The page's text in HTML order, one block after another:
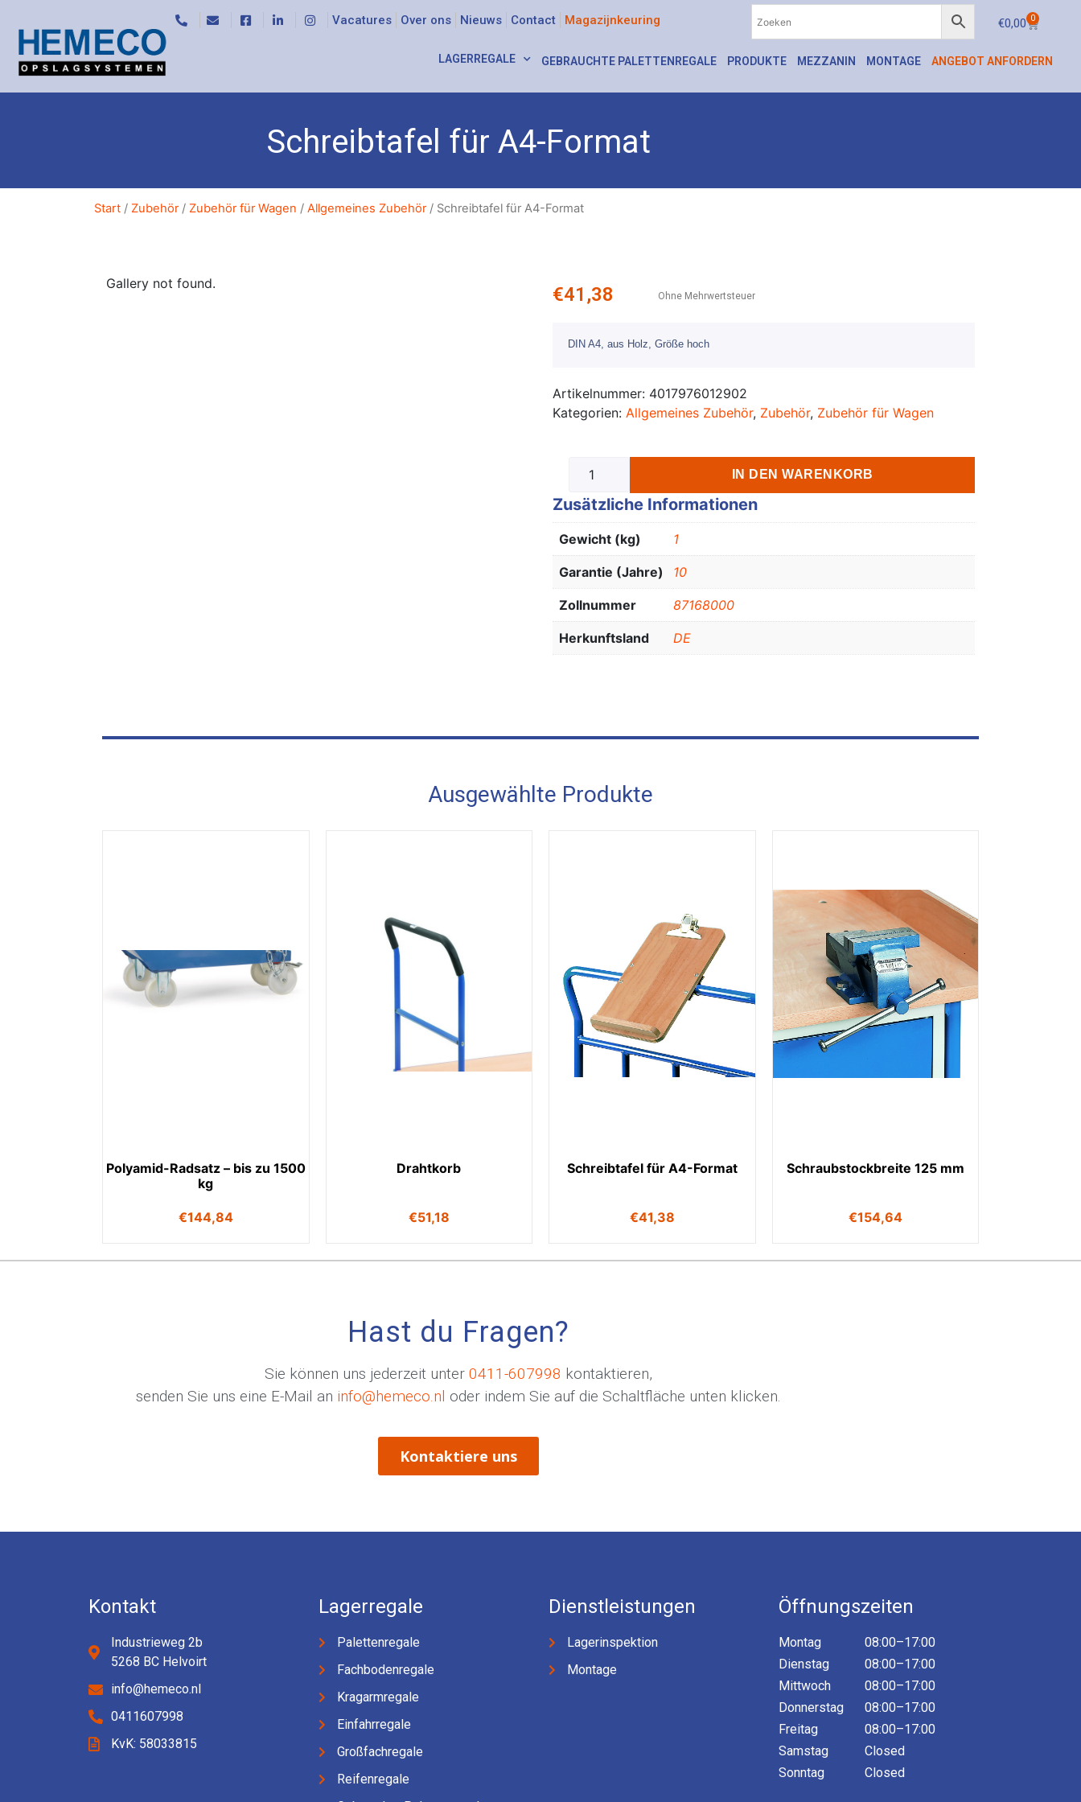
Vacatures Over ons Nieuws Contact Magazijnkeuring €0,00 0
LAGERREGALE GEBRAUCHTE PALETTENREGALE PRODUKTE MEZZANIN MONTAGE ANGEBOT ANFORDERN
Schreibtafel für A4-Format
Start / Zubehör/ Zubehör für Wagen / Allgemeines Zubehör/ Schreibtafel für A4-Format
Gallery not found. €41,38 Ohne Mehrwertsteuer
DIN A4, aus Holz, Größe hoch
Artikelnummer: 4017976012902
Kategorien: Allgemeines Zubehör, Zubehör, Zubehör für Wagen
IN DEN WARENKORB
Zusätzliche Informationen
Gewicht (kg) 1
Garantie (Jahre) 10
Zollnummer 87168000
Herkunftsland DE
Ausgewählte Produkte
Polyamid-Radsatz – bis zu 1500
kg
€144,84
Drahtkorb
€51,18
Schreibtafel für A4-Format
€41,38
Schraubstockbreite 125 mm
€154,64
Hast du Fragen?
Sie können uns jederzeit unter 0411-607998 kontaktieren,
senden Sie uns eine E-Mail an info@hemeco.nl oder indem Sie auf die Schaltfläche unten klicken.
Kontaktiere uns
Kontakt
Industrieweg 2b
5268 BC Helvoirt
info@hemeco.nl
0411607998
KvK: 58033815
Lagerregale
Palettenregale
Fachbodenregale
Kragarmregale
Einfahrregale
Großfachregale
Reifenregale
Dienstleistungen
Lagerinspektion
Montage
Öffnungszeiten
Montag
Dienstag
Mittwoch
Donnerstag
Freitag
Samstag
Sonntag
08:00–17:00
08:00–17:00
08:00–17:00
08:00–17:00
08:00–17:00
Closed
Closed